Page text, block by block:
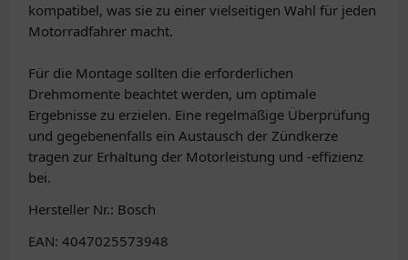
kompatibel, was sie zu einer vielseitigen Wahl für jeden
Motorradfahrer macht.
Für die Montage sollten die erforderlichen
Drehmomente beachtet werden, um optimale
Ergebnisse zu erzielen. Eine regelmäßige Überprüfung
und gegebenenfalls ein Austausch der Zündkerze
tragen zur Erhaltung der Motorleistung und -effizienz
bei.
Hersteller Nr.: Bosch
EAN: 4047025573948